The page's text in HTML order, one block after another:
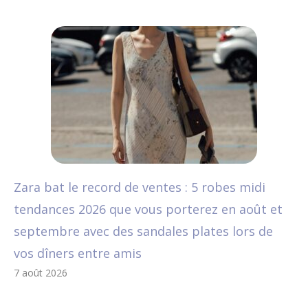
Zara bat le record de ventes : 5 robes midi
tendances 2026 que vous porterez en août et
septembre avec des sandales plates lors de
vos dîners entre amis
7 août 2026